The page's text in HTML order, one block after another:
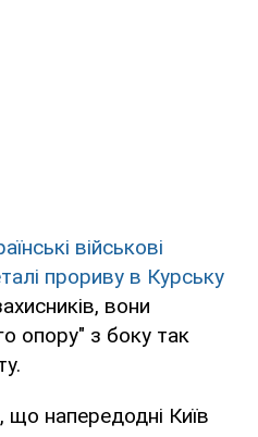
військові
прориву в Курську
вони
опору" з боку так
напередодні Київ